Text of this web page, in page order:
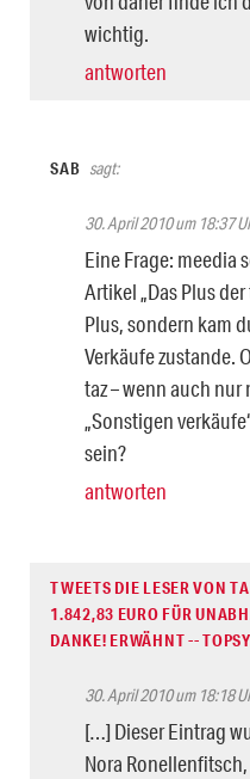
wichtig.
antworten
SAB sagt:
30. April 2010 um 18:37
Eine Frage: meedia
Artikel „Das Plus
Plus, sondern kam
Verkäufe zustande.
taz – wenn auch nur
„Sonstigen
sein?
antworten
TWEETS DIE LESER VON
1.842,83 EURO FÜR
DANKE! ERWÄHNT --
30. April 2010 um 18:18
[…] Dieser Eintrag
Nora